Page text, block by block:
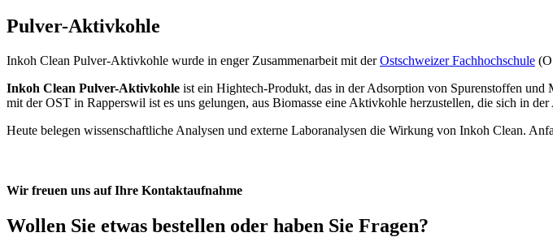
Pulver-Aktivkohle
Inkoh Clean Pulver-Aktivkohle wurde in enger Zusammenarbeit mit derOstschweizer Fachhochschule
Inkoh Clean Pulver-Aktivkohle ist ein Hightech-Produkt, das in der Adsorption von Spurenstoffen
mit der OST in Rapperswil ist es uns gelungen, aus Biomasse eine Aktivkohle herzustellen, die sich in
Heute belegen wissenschaftliche Analysen und externe Laboranalysen die Wirkung von Inkoh Clean.
Wir freuen uns auf Ihre Kontaktaufnahme
Wollen Sie etwas bestellen oder haben Sie Fragen?